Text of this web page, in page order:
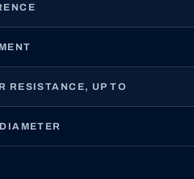
RESISTANCE, UP TO